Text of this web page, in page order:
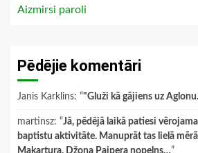
Aizmirsi paroli
Pēdējie komentāri
Janis Karklins: “"Gluži kā gājiens uz
martinsz: “Jā, pēdējā laikā patiesi
baptistu aktivitāte. Manuprāt tas lielā
Makartura, Džona Paipera nopelns…”